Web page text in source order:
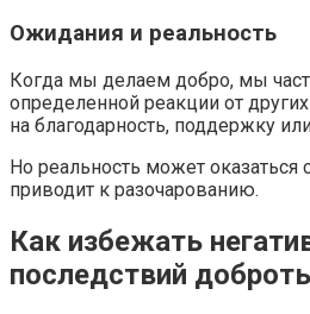
Ожидания и реальность
Когда мы делаем добро, мы
определенной реакции от
на благодарность, поддержку
Но реальность может оказаться
приводит к разочарованию.
Как избежать
последствий